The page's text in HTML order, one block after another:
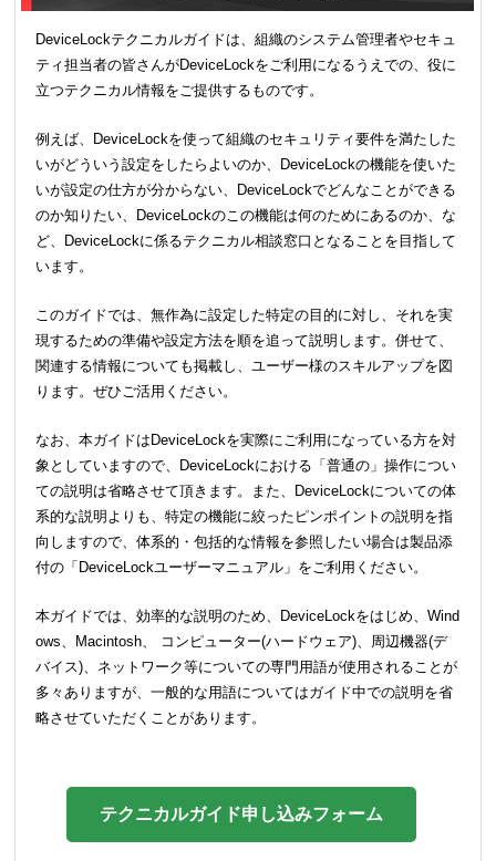
DeviceLockテクニカルガイドは、組織のシステム管理者やセキュ
ティ担当者の皆さんがDeviceLockをご利用になるうえでの、役に
立つテクニカル情報をご提供するものです。
例えば、DeviceLockを使って組織のセキュリティ要件を満たした
いがどういう設定をしたらよいのか、DeviceLockの機能を使いた
いが設定の仕方が分からない、DeviceLockでどんなことができる
のか知りたい、DeviceLockのこの機能は何のためにあるのか、な
ど、DeviceLockに係るテクニカル相談窓口となることを目指して
います。
このガイドでは、無作為に設定した特定の目的に対し、それを実
現するための準備や設定方法を順を追って説明します。併せて、
関連する情報についても掲載し、ユーザー様のスキルアップを図
ります。ぜひご活用ください。
なお、本ガイドはDeviceLockを実際にご利用になっている方を対
象としていますので、DeviceLockにおける「普通の」操作につい
ての説明は省略させて頂きます。また、DeviceLockについての体
系的な説明よりも、特定の機能に絞ったピンポイントの説明を指
向しますので、体系的・包括的な情報を参照したい場合は製品添
付の「DeviceLockユーザーマニュアル」をご利用ください。
本ガイドでは、効率的な説明のため、DeviceLockをはじめ、Wind
ows、Macintosh、 コンピューター(ハードウェア)、周辺機器(デ
バイス)、ネットワーク等についての専門用語が使用されることが
多々ありますが、一般的な用語についてはガイド中での説明を省
略させていただくことがあります。
テクニカルガイド申し込みフォーム